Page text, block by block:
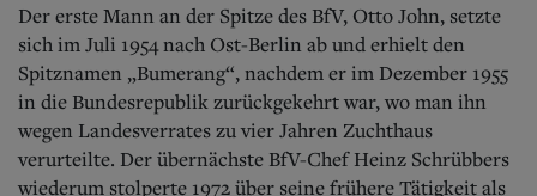
Der erste Mann an der Spitze des BfV, Otto John, setzte
sich im Juli 1954 nach Ost-Berlin ab und erhielt den
Spitznamen „Bumerang“, nachdem er im Dezember 1955
in die Bundesrepublik zurückgekehrt war, wo man ihn
wegen Landesverrates zu vier Jahren Zuchthaus
verurteilte. Der übernächste BfV-Chef Heinz Schrübbers
wiederum stolperte 1972 über seine frühere Tätigkeit als